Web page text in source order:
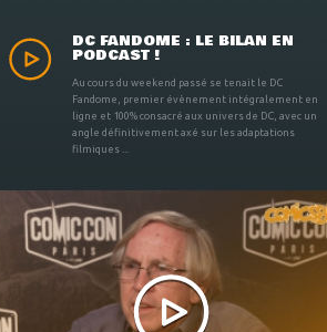
DC FANDOME : LE BILAN EN
PODCAST !
Au cours du weekend passé se tenait le DC
Fandome, premier évènement intégralement en
ligne et 100% consacré aux univers de DC, avec un
angle définitivement axé sur les adaptations
filmiques ...